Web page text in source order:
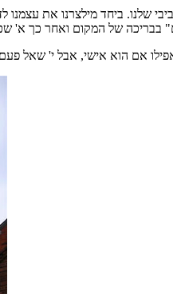
שלנו. ביחד מילצרנו את עצמנו
" בבריכה של המקום ואחר כך א'
אם הוא אישי, אבל י' שאל